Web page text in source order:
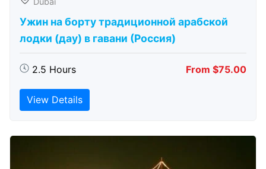
Ужин на борту традиционной арабской
лодки (дау) в гавани (Россия)
2.5 Hours From $75.00
View Details